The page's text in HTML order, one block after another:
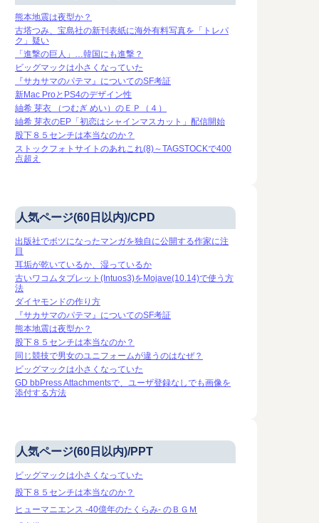
熊本地震は夜型か？
古塔つみ、宝島社の新刊表紙に海外有料写真を「トレパ
ク」疑い
「進撃の巨人」…韓国にも進撃？
ビッグマックは小さくなっていた
『サカサマのパテマ』についてのSF考証
新Mac ProとPS4のデザイン性
紬希 芽衣 （つむぎ めい）のＥＰ（４）
紬希 芽衣のEP「初恋はシャインマスカット」配信開始
股下８５センチは本当なのか？
ストックフォトサイトのあれこれ(8)～TAGSTOCKで400
点超え
人気ページ(60日以内)/CPD
出版社でボツになったマンガを独自に公開する作家に注
目
耳垢が乾いているか、湿っているか
古いワコムタブレット(Intuos3)をMojave(10.14)で使う方
法
ダイヤモンドの作り方
『サカサマのパテマ』についてのSF考証
熊本地震は夜型か？
股下８５センチは本当なのか？
同じ競技で男女のユニフォームが違うのはなぜ？
ビッグマックは小さくなっていた
GD bbPress Attachmentsで、ユーザ登録なしでも画像を
添付する方法
人気ページ(60日以内)/PPT
ビッグマックは小さくなっていた
股下８５センチは本当なのか？
ヒューマニエンス -40億年のたくらみ- のＢＧＭ